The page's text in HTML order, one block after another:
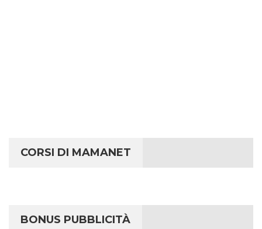
CORSI DI MAMANET
BONUS PUBBLICITÀ